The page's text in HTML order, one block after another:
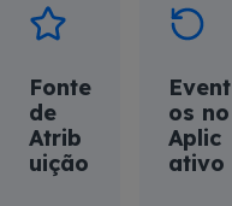
Fonte
de
Atrib
uição
Event
os no
Aplic
ativo